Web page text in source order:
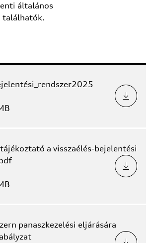
általános
találhatók.
a visszaélés-bejelentési
panaszkezelési eljárására